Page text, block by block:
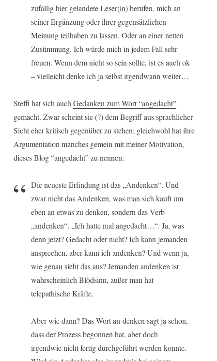
zufällig hier gelandete Leser(in) berufen, mich an
seiner Ergänzung oder ihrer gegensätzlichen
Meinung teilhaben zu lassen. Oder an einer netten
Zustimmung. Ich würde mich in jedem Fall sehr
freuen. Wenn dem nicht so sein sollte, ist es auch ok
– vielleicht denke ich ja selbst irgendwann weiter…
Steffi hat sich auch Gedanken zum Wort “angedacht”
gemacht. Zwar scheint sie (?) dem Begriff aus sprachlicher
Sicht eher kritisch gegenüber zu stehen; gleichwohl hat ihre
Argumentation manches gemein mit meiner Motivation,
dieses Blog “angedacht” zu nennen:
Die neueste Erfindung ist das „Andenken“. Und
zwar nicht das Andenken, was man sich kauft um
eben an etwas zu denken, sondern das Verb
„andenken“. „Ich hatte mal angedacht…“. Ja, was
denn jetzt? Gedacht oder nicht? Ich kann jemanden
ansprechen, aber kann ich andenken? Und wenn ja,
wie genau sieht das aus? Jemanden andenken ist
wahrscheinlich Blödsinn, außer man hat
telepathische Kräfte.
Aber wie dann? Das Wort an-denken sagt ja schon,
dass der Prozess begonnen hat, aber doch
irgendwie nicht fertig durchgeführt werden konnte.